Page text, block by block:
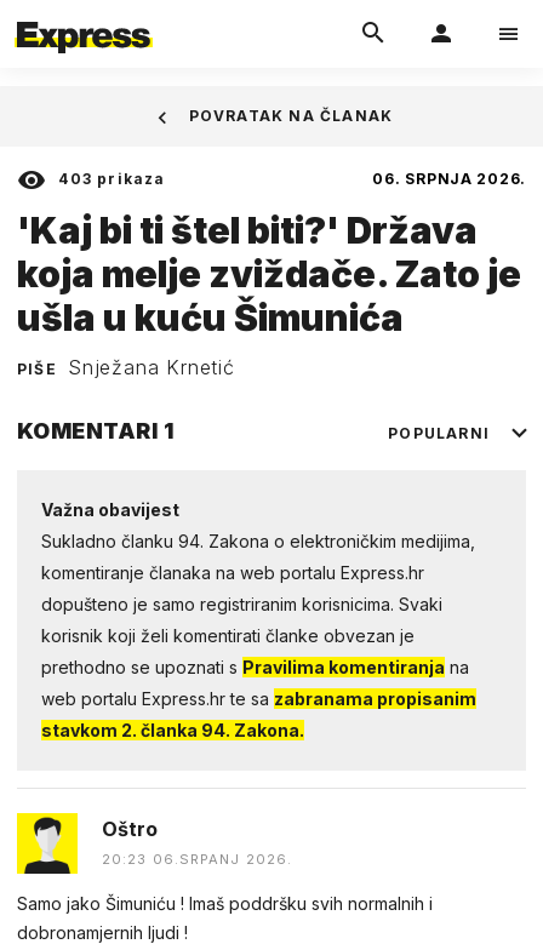
403 prikaza 06. SRPNJA 2026.
'Kaj bi ti štel biti?' Država
koja melje zviždače. Zato je
ušla u kuću Šimunića
PIŠE Snježana Krnetić
POVRATAK NA ČLANAK
KOMENTARI 1 POPULARNI
Važna obavijest
Sukladno članku 94. Zakona o elektroničkim medijima,
komentiranje članaka na web portalu Express.hr
dopušteno je samo registriranim korisnicima. Svaki
korisnik koji želi komentirati članke obvezan je
prethodno se upoznati s Pravilima komentiranja na
web portalu Express.hr te sa zabranama propisanim
stavkom 2. članka 94. Zakona.
Oštro
20:23 06.SRPANJ 2026.
Samo jako Šimuniću ! Imaš poddršku svih normalnih i
dobronamjernih ljudi !